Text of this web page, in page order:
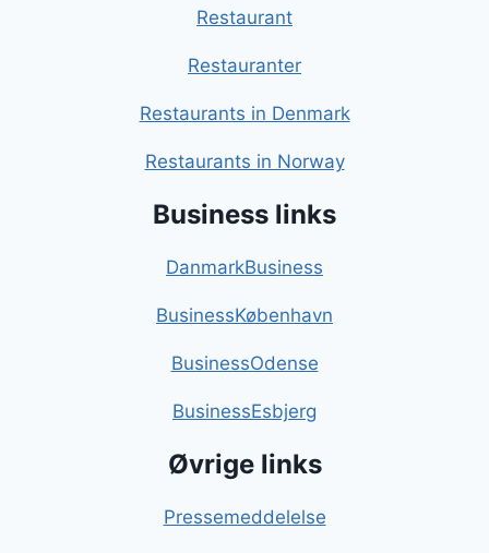
Restaurant
Restauranter
Restaurants in Denmark
Restaurants in Norway
Business links
DanmarkBusiness
BusinessKøbenhavn
BusinessOdense
BusinessEsbjerg
Øvrige links
Pressemeddelelse